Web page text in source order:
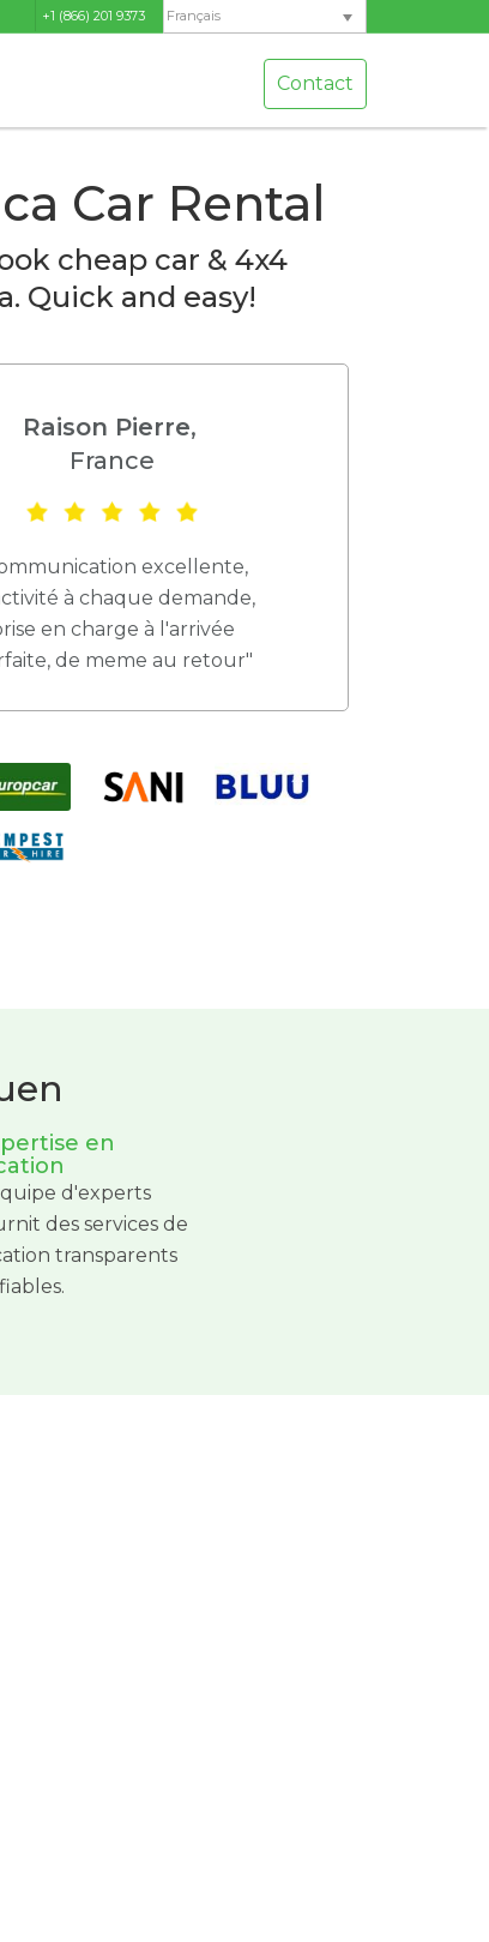
+1 (866) 201 9373 Français
Contact
Car Rental
cheap car & 4x4
Quick and easy!
Raison Pierre,
France
excellente,
à chaque demande,
en charge à l'arrivée
de meme au retour"
en
d'experts
des services de
transparents